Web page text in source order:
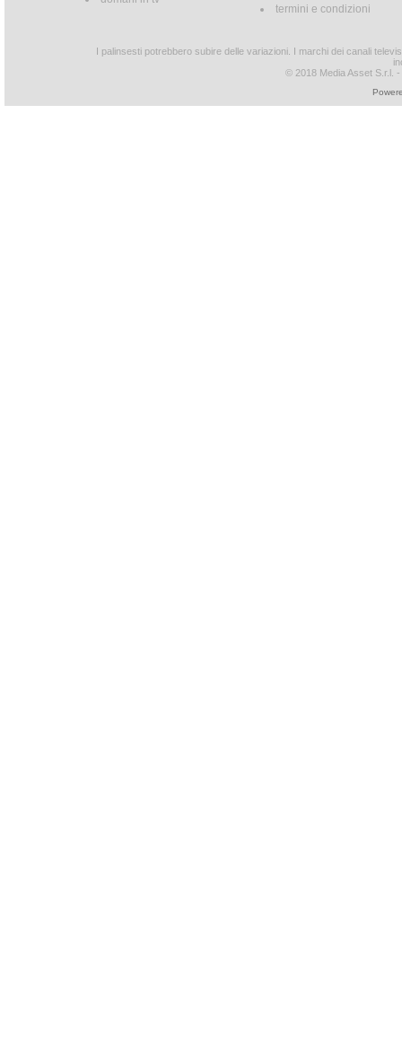
termini e condizioni
I palinsesti potrebbero subire delle variazioni. I marchi dei canali
© 2018 Media Asset S.r.l.